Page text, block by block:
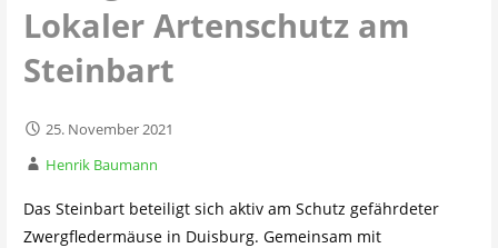
Lokaler Artenschutz am
Steinbart
25. November 2021
Henrik Baumann
Das Steinbart beteiligt sich aktiv am Schutz gefährdeter
Zwergfledermäuse in Duisburg. Gemeinsam mit